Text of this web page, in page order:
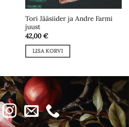
Tori Jääsiider ja Andre Farmi
juust
42,00€
LISA KORVI